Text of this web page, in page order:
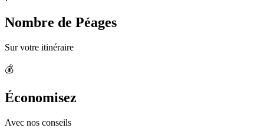
Nombre de Péages
Sur votre itinéraire
💰
Économisez
Avec nos conseils